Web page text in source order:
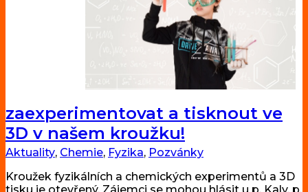
zaexperimentovat a tisknout ve
3D v našem kroužku!
Aktuality, Chemie, Fyzika, Pozvánky
Kroužek fyzikálních a chemických experimentů a 3D